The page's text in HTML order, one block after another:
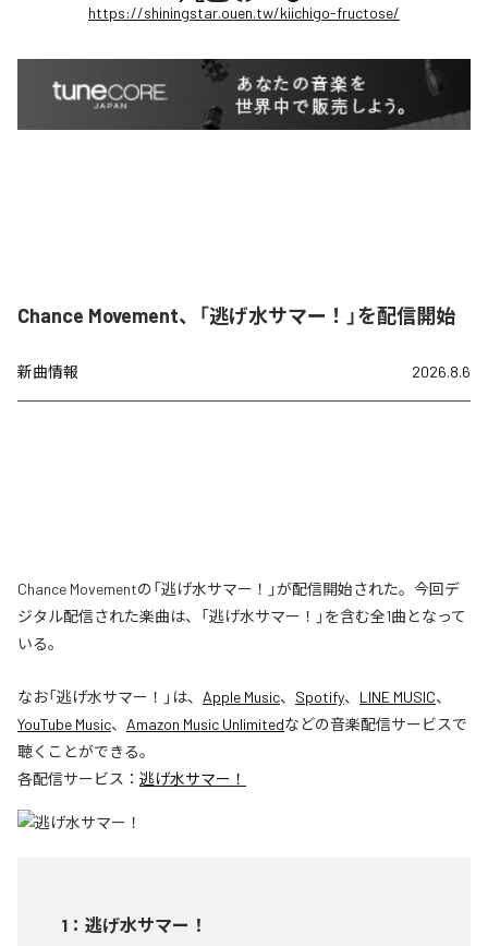
https://shiningstar.ouen.tw/kiichigo-fructose/
Chance Movement、「逃げ水サマー！」を配信開始
新曲情報 2026.8.6
Chance Movementの「逃げ水サマー！」が配信開始された。今回デ
ジタル配信された楽曲は、「逃げ水サマー！」を含む全1曲となって
いる。
なお「逃げ水サマー！ 」は、 Apple Music、 Spotify、 LINE MUSIC、
YouTube Music、 Amazon Music Unlimitedなどの音楽配信サービスで
聴くことができる。
各配信サービス： 逃げ水サマー！
1 ： 逃げ水サマー！